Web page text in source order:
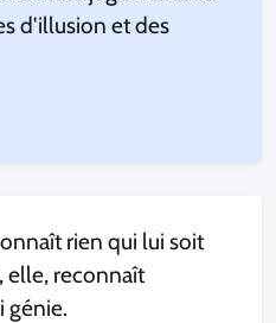
d'illusion et des
rien qui lui soit
elle, reconnaît
génie.